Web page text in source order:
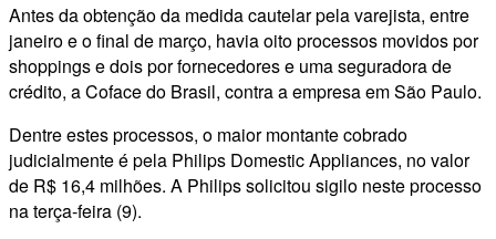
Antes da obtenção da medida cautelar pela varejista, entre
janeiro e o final de março, havia oito processos movidos por
shoppings e dois por fornecedores e uma seguradora de
crédito, a Coface do Brasil, contra a empresa em São Paulo.
Dentre estes processos, o maior montante cobrado
judicialmente é pela Philips Domestic Appliances, no valor
de R$ 16,4 milhões. A Philips solicitou sigilo neste processo
na terça-feira (9).